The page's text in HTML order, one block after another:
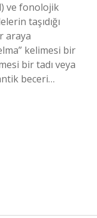
ve fonolojik
taşıdığı
araya
kelimesi bir
bir tadı veya
beceri…